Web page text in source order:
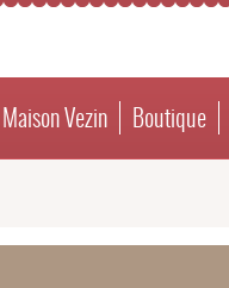
Maison Vezin Boutique